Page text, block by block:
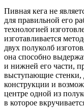
Пивная кега не
для правильной его
технологией
изготавливается
двух полуколб
она способно
и нижней его части,
выступающие стенки,
конструкции и
центре одной из
в которое